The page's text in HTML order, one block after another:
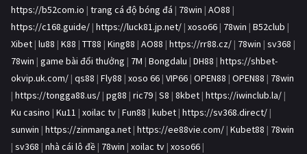
https://b52com.io | trang cá độ bóng đá | 78win | AO88 |
https://c168.guide/ | https://luck81.jp.net/ | xoso66 | 78win | B52club |
Xibet | lu88 | K88 | TT88 | King88 | AO88 | https://rr88.cz/ | 78win | sv368 |
78win | game bài đổi thưởng | 7M | Bongdalu | DH88 | https://shbet-
okvip.uk.com/ | qs88 | Fly88 | xoso 66 | VIP66 | OPEN88 | OPEN88 | 78win
| https://tongga88.us/ | pg88 | ric79 | S8 | 8kbet | https://iwinclub.la/ |
Ku casino | Ku11 | xoilac tv | Fun88 | kubet | https://sv368.direct/ |
sunwin | https://zinmanga.net | https://ee88vie.com/ | Kubet88 | 78win
| sv368 | nhà cái lô đề | 78win | xoilac tv | xoso66 |